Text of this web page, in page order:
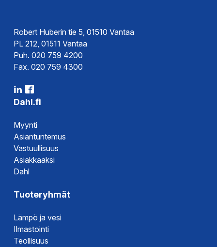
Käyttöohje
Robert Huberin tie 5, 01510 Vantaa
PL 212, 01511 Vantaa
Puh. 020 759 4200
Fax. 020 759 4300
Dahl.fi
Myynti
Asiantuntemus
Vastuullisuus
Asiakkaaksi
Dahl
Tuoteryhmät
Lämpö ja vesi
Ilmastointi
Teollisuus